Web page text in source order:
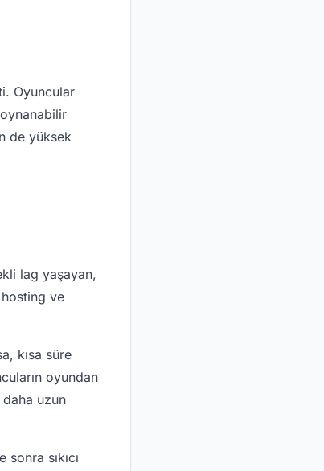
Oyuncular
de yüksek
lag yaşayan,
ve
kısa süre
oyundan
uzun
sıkıcı